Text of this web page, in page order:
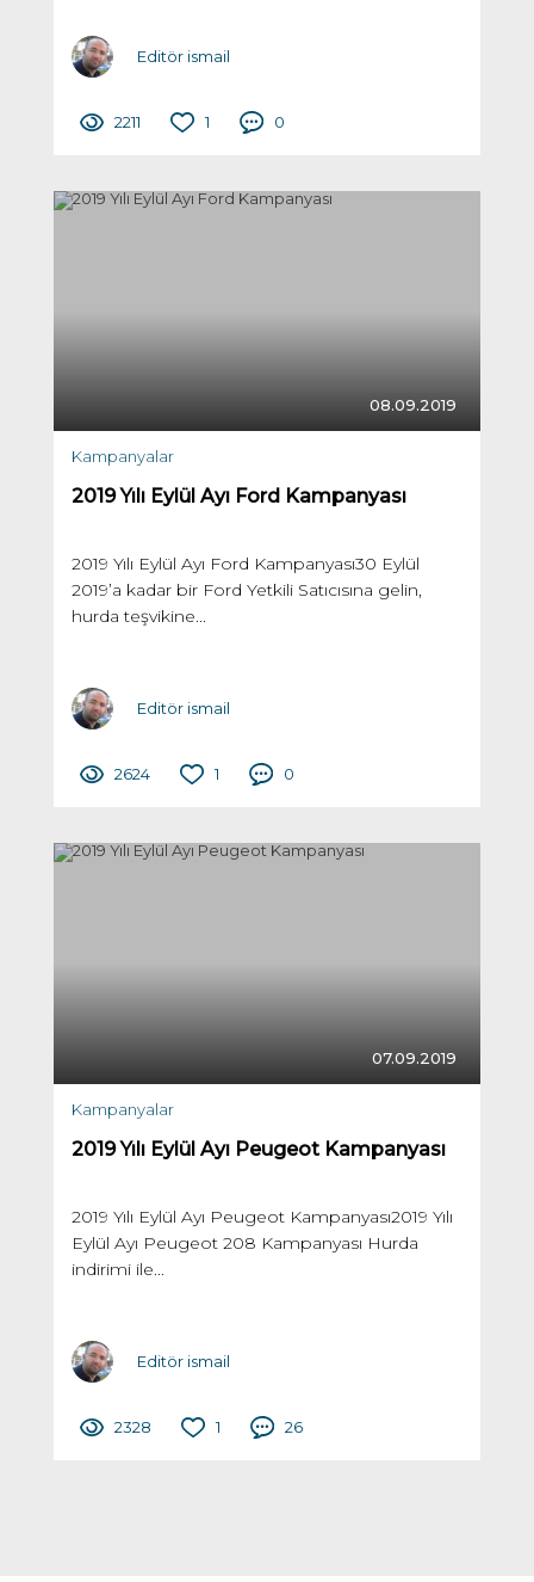
Editör ismail
2211 1 0
08.09.2019
Kampanyalar
2019 Yılı Eylül Ayı Ford Kampanyası
2019 Yılı Eylül Ayı Ford Kampanyası30 Eylül
2019’a kadar bir Ford Yetkili Satıcısına gelin,
hurda teşvikine...
Editör ismail
2624 1 0
07.09.2019
Kampanyalar
2019 Yılı Eylül Ayı Peugeot Kampanyası
2019 Yılı Eylül Ayı Peugeot Kampanyası2019 Yılı
Eylül Ayı Peugeot 208 Kampanyası Hurda
indirimi ile...
Editör ismail
2328 1 26